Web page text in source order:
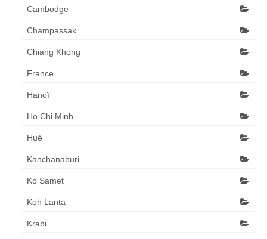
Cambodge
Champassak
Chiang Khong
France
Hanoï
Ho Chi Minh
Hué
Kanchanaburi
Ko Samet
Koh Lanta
Krabi